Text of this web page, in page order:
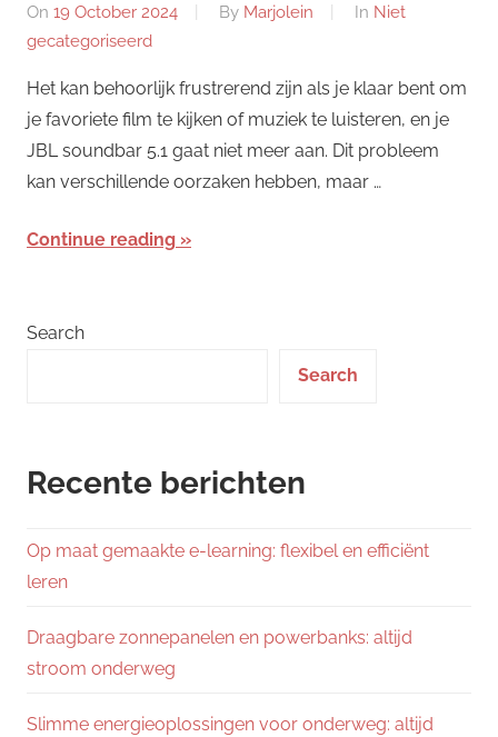
On 19 October 2024 By Marjolein In Niet
gecategoriseerd
Het kan behoorlijk frustrerend zijn als je klaar bent om
je favoriete film te kijken of muziek te luisteren, en je
JBL soundbar 5.1 gaat niet meer aan. Dit probleem
kan verschillende oorzaken hebben, maar …
Continue reading
Search
Search
Recente berichten
Op maat gemaakte e-learning: flexibel en efficiënt
leren
Draagbare zonnepanelen en powerbanks: altijd
stroom onderweg
Slimme energieoplossingen voor onderweg: altijd